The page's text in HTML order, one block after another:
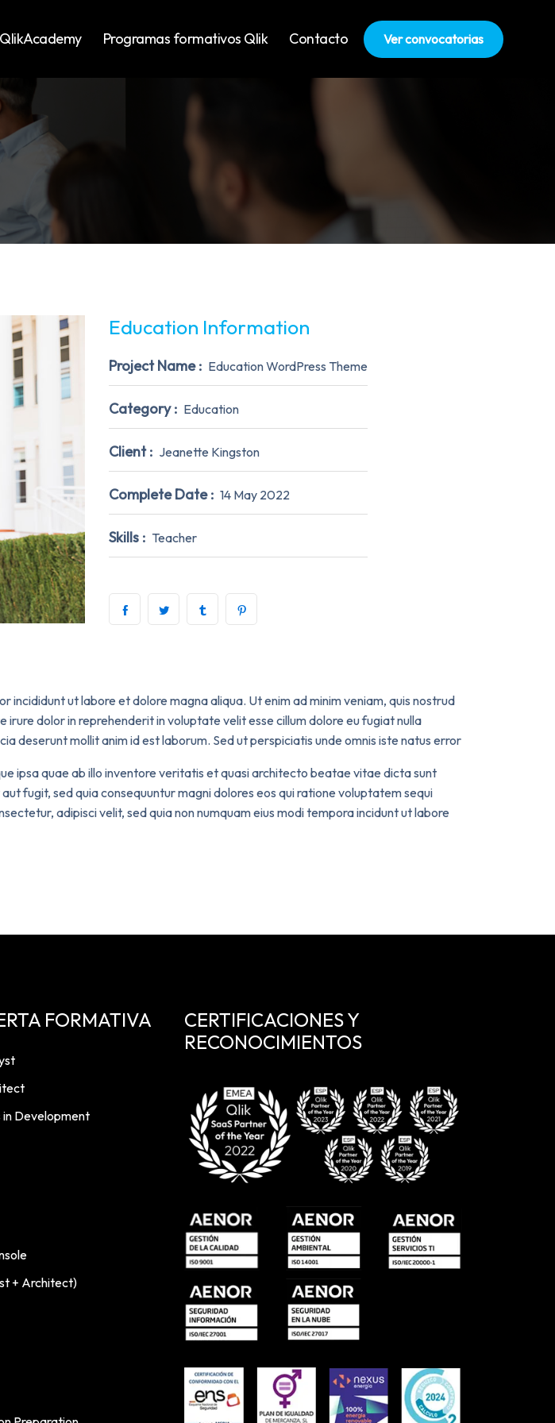
QlikAcademy Programas formativos Qlik Contacto Ver convocatorias
Education Information
Project Name : Education WordPress Theme
Category : Education
Client : Jeanette Kingston
Complete Date : 14 May 2022
Skills : Teacher
ut labore et dolore magna aliqua. Ut enim ad minim veniam, quis nostrud
dolor in reprehenderit in voluptate velit esse cillum dolore eu fugiat nulla
deserunt mollit anim id est laborum. Sed ut perspiciatis unde omnis iste natus error
ipsa quae ab illo inventore veritatis et quasi architecto beatae vitae dicta sunt
fugit, sed quia consequuntur magni dolores eos qui ratione voluptatem sequi
adipisci velit, sed quia non numquam eius modi tempora incidunt ut labore
FORMATIVA
Development
+ Architect)
CERTIFICACIONES Y
RECONOCIMIENTOS